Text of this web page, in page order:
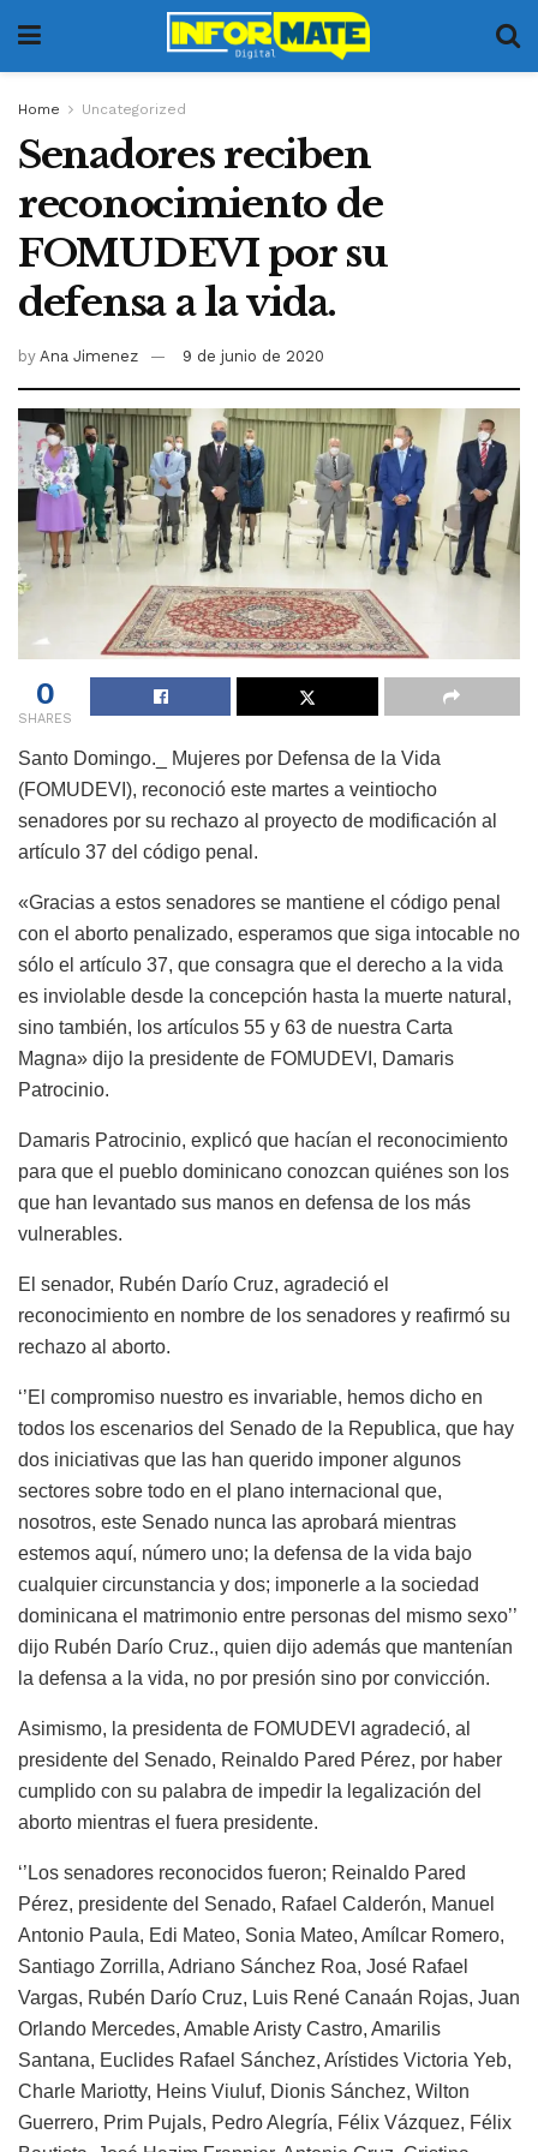
Home Uncategorized
Senadores reciben
reconocimiento de
FOMUDEVI por su
defensa a la vida.
by Ana Jimenez 9 de junio de 2020
0
SHARES
Santo Domingo._ Mujeres por Defensa de la Vida
(FOMUDEVI), reconoció este martes a veintiocho
senadores por su rechazo al proyecto de modificación al
artículo 37 del código penal.
«Gracias a estos senadores se mantiene el código penal
con el aborto penalizado, esperamos que siga intocable no
sólo el artículo 37, que consagra que el derecho a la vida
es inviolable desde la concepción hasta la muerte natural,
sino también, los artículos 55 y 63 de nuestra Carta
Magna» dijo la presidente de FOMUDEVI, Damaris
Patrocinio.
Damaris Patrocinio, explicó que hacían el reconocimiento
para que el pueblo dominicano conozcan quiénes son los
que han levantado sus manos en defensa de los más
vulnerables.
El senador, Rubén Darío Cruz, agradeció el
reconocimiento en nombre de los senadores y reafirmó su
rechazo al aborto.
‘’El compromiso nuestro es invariable, hemos dicho en
todos los escenarios del Senado de la Republica, que hay
dos iniciativas que las han querido imponer algunos
sectores sobre todo en el plano internacional que,
nosotros, este Senado nunca las aprobará mientras
estemos aquí, número uno; la defensa de la vida bajo
cualquier circunstancia y dos; imponerle a la sociedad
dominicana el matrimonio entre personas del mismo sexo’’
dijo Rubén Darío Cruz., quien dijo además que mantenían
la defensa a la vida, no por presión sino por convicción.
Asimismo, la presidenta de FOMUDEVI agradeció, al
presidente del Senado, Reinaldo Pared Pérez, por haber
cumplido con su palabra de impedir la legalización del
aborto mientras el fuera presidente.
‘’Los senadores reconocidos fueron; Reinaldo Pared
Pérez, presidente del Senado, Rafael Calderón, Manuel
Antonio Paula, Edi Mateo, Sonia Mateo, Amílcar Romero,
Santiago Zorrilla, Adriano Sánchez Roa, José Rafael
Vargas, Rubén Darío Cruz, Luis René Canaán Rojas, Juan
Orlando Mercedes, Amable Aristy Castro, Amarilis
Santana, Euclides Rafael Sánchez, Arístides Victoria Yeb,
Charle Mariotty, Heins Viuluf, Dionis Sánchez, Wilton
Guerrero, Prim Pujals, Pedro Alegría, Félix Vázquez, Félix